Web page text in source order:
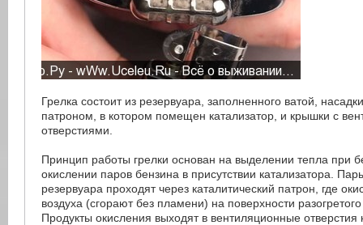
Грелка состоит из резервуара, заполненного ватой,
патроном, в котором помещен катализатор, и крышки с
отверстиями.
Принцип работы грелки основан на выделении тепла при
окислении паров бензина в присутствии катализатора.
резервуара проходят через каталитический патрон, где
воздуха (сгорают без пламени) на поверхности
Продукты окисления выходят в вентиляционные отверстия